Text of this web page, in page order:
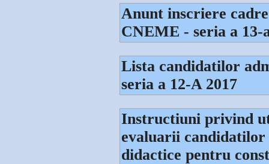
Anunt inscriere
CNEME - seria a 13-
Lista candidatilor
seria a 12-A 2017
Instructiuni privind
evaluarii
didactice pentru